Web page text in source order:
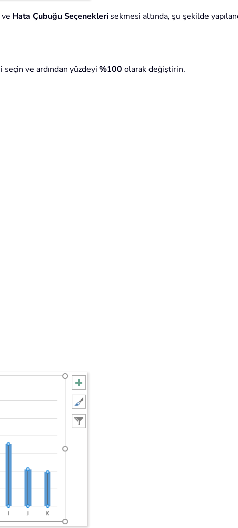
Hata Çubuğu Seçenekleri sekmesi altında, şu şekilde
seçin ve ardından yüzdeyi %100 olarak değiştirin.